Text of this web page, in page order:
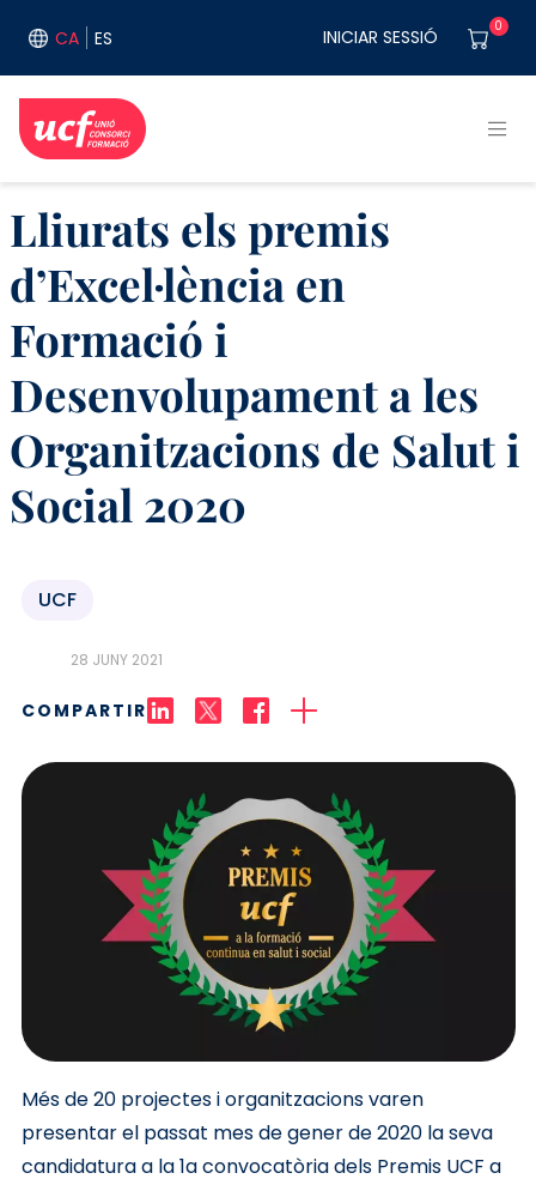
CA ES User
INICIAR SESSIÓ 0
Lliurats els premis
d’Excel·lència en
Formació i
Desenvolupament a les
Organitzacions de Salut i
Social 2020
UCF
28 JUNY 2021
COMPARTIR
Més de 20 projectes i organitzacions varen
presentar el passat mes de gener de 2020 la seva
candidatura a la 1a convocatòria dels Premis UCF a